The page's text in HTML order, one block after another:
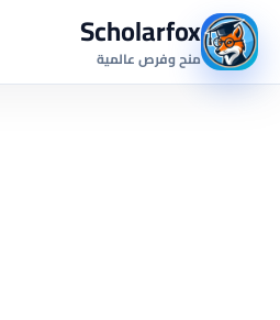
Scholarfox
منح وفرص عالمية